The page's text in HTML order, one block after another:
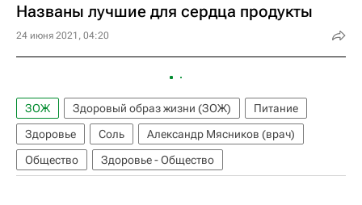
Названы лучшие для сердца продукты
24 июня 2021, 04:20
ЗОЖ Здоровый образ жизни (ЗОЖ)
Питание
Здоровье
Соль
Александр Мясников (врач)
Общество
Здоровье - Общество